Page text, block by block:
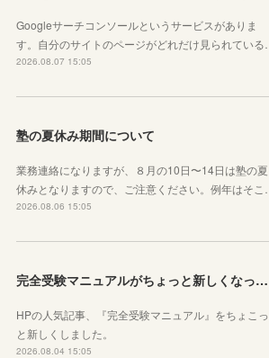
Googleサーチコンソールというサービスがありま
す。自分のサイトのページがどれだけ見られている…
2026.08.07 15:05
塾の夏休み期間について
業務連絡になりますが、８月の10日〜14日は塾の夏
休みとなりますので、ご注意ください。例年はそこ…
2026.08.06 15:05
完全受験マニュアルがちょっと新しくなったよ！
HPの人気記事、『完全受験マニュアル』をちょこっ
と新しくしました。
2026.08.04 15:05